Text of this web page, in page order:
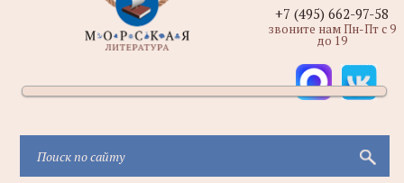
+7 (495) 662-97-58
звоните нам Пн-Пт с 9
до 19